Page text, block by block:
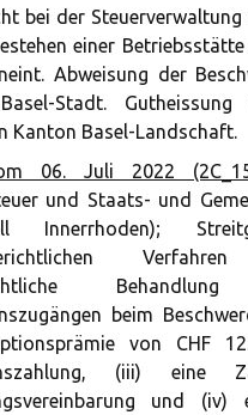
bei der Steuerverwaltung
einer
Abweisung der
Stadt. Gutheissung
Kanton Basel-Landschaft.
06. Juli 2022
und Staats- und
Innerrhoden);
beim
von CHF
(iii) eine
und